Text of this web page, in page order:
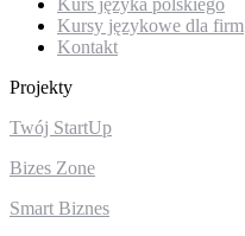
Kursy językowe dla firm
Kontakt
Projekty
Twój StartUp
Bizes Zone
Smart Biznes